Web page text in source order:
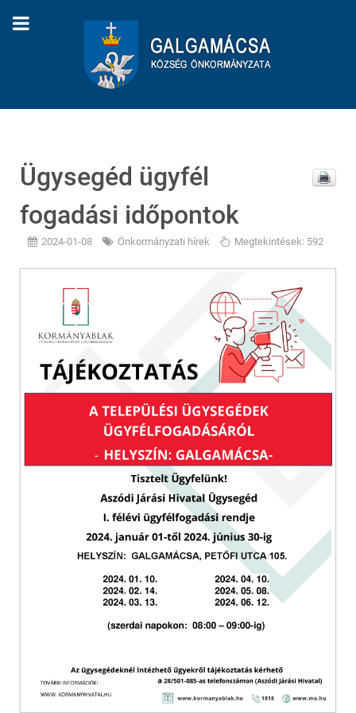
Ügysegéd ügyfél
fogadási időpontok
2024-01-08 Önkormányzati hírek Megtekintések: 592